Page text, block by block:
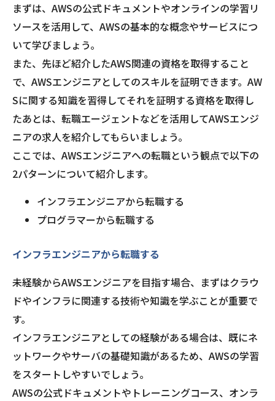
まずは、AWSの公式ドキュメントやオンラインの学習リ
ソースを活用して、AWSの基本的な概念やサービスにつ
いて学びましょう。
また、先ほど紹介したAWS関連の資格を取得すること
で、AWSエンジニアとしてのスキルを証明できます。AW
Sに関する知識を習得してそれを証明する資格を取得し
たあとは、転職エージェントなどを活用してAWSエンジ
ニアの求人を紹介してもらいましょう。
ここでは、AWSエンジニアへの転職という観点で以下の
2パターンについて紹介します。
インフラエンジニアから転職する
プログラマーから転職する
インフラエンジニアから転職する
未経験からAWSエンジニアを目指す場合、まずはクラウ
ドやインフラに関連する技術や知識を学ぶことが重要で
す。
インフラエンジニアとしての経験がある場合は、既にネ
ットワークやサーバの基礎知識があるため、AWSの学習
をスタートしやすいでしょう。
AWSの公式ドキュメントやトレーニングコース、オンラ